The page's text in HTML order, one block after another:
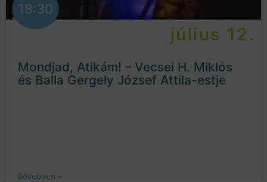
18:30
július 12.
Mondjad, Atikám! – Vecsei H. Miklós
és Balla Gergely József Attila-estje
Bővebben »